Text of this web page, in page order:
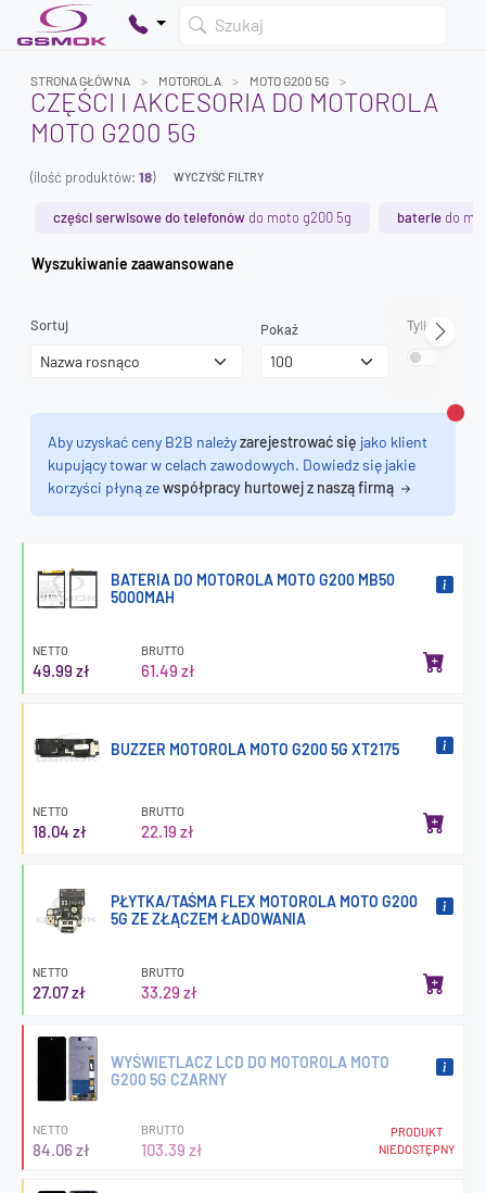
Szukaj
Dodaj produkty, aby kontynuować.
STRONA GŁÓWNA MOTOROLA MOTO G200 5G
CZĘŚCI I AKCESORIA DO MOTOROLA
MOTO G200 5G
(ilość produktów: 18) WYCZYŚĆ FILTRY
części serwisowe do telefonów do moto g200 5g baterie do
Wyszukiwanie zaawansowane
Sortuj Pokaż Tylko
Aby uzyskać ceny B2B należyzarejestrować się jako klient
kupujący towar w celach zawodowych. Dowiedz się jakie
korzyści płyną zewspółpracy hurtowej z naszą firmą
BATERIA DO MOTOROLA MOTO G200 MB50
5000MAH
NETTO
49.99 zł
BRUTTO
61.49 zł
BUZZER MOTOROLA MOTO G200 5G XT2175
NETTO
18.04 zł
BRUTTO
22.19 zł
PŁYTKA/TAŚMA FLEX MOTOROLA MOTO G200
5G ZE ZŁĄCZEM ŁADOWANIA
NETTO
27.07 zł
BRUTTO
33.29 zł
WYŚWIETLACZ LCD DO MOTOROLA MOTO
G200 5G CZARNY
NETTO
84.06 zł
BRUTTO
103.39 zł
PRODUKT
NIEDOSTĘPNY